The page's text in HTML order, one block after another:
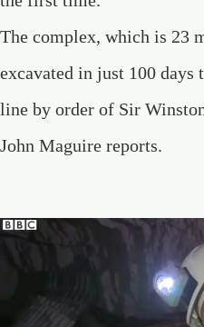
The complex, which is 23
excavated in just 100 days
line by order of Sir
John Maguire reports.